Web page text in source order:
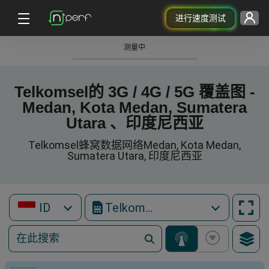
进行速度测试
测量中
Telkomsel的 3G / 4G / 5G 覆盖图 -
Medan, Kota Medan, Sumatera
Utara 、印度尼西亚
Telkomsel蜂窝数据网络Medan, Kota Medan,
Sumatera Utara, 印度尼西亚
ID Telkomsel